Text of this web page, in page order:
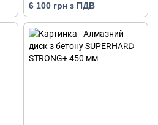
6 100 грн з ПДВ